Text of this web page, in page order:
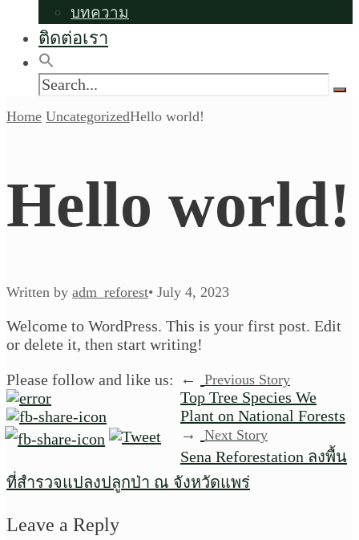
บทความ
ติดต่อเรา
Home UncategorizedHello world!
Hello world!
Written by adm_reforest• July 4, 2023
Welcome to WordPress. This is your first post. Edit
or delete it, then start writing!
Please follow and like us:
← Previous Story
Top Tree Species We
Plant on National Forests
→
Next Story
Sena Reforestation ลงพื้น
ที่สำรวจแปลงปลูกป่า ณ จังหวัดแพร่
Leave a Reply